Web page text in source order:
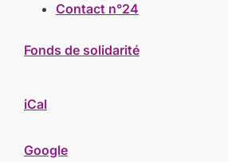
Contact n°24
Fonds de solidarité
iCal
Google